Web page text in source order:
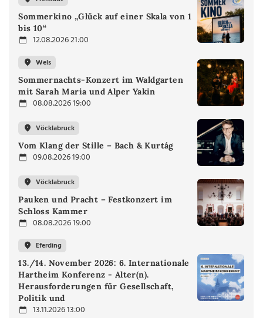
Sommerkino „Glück auf einer Skala von 1
bis 10“
12.08.2026 21:00
Wels
Sommernachts-Konzert im Waldgarten
mit Sarah Maria und Alper Yakin
08.08.2026 19:00
Vöcklabruck
Vom Klang der Stille – Bach & Kurtág
09.08.2026 19:00
Vöcklabruck
Pauken und Pracht – Festkonzert im
Schloss Kammer
08.08.2026 19:00
Eferding
13./14. November 2026: 6. Internationale
Hartheim Konferenz - Alter(n).
Herausforderungen für Gesellschaft,
Politik und
13.11.2026 13:00